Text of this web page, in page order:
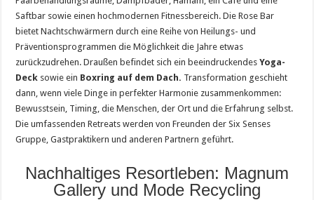
Saftbar sowie einen hochmodernen Fitnessbereich. Die Rose Bar
bietet Nachtschwärmern durch eine Reihe von Heilungs- und
Präventionsprogrammen die Möglichkeit die Jahre etwas
zurückzudrehen. Draußen befindet sich ein beeindruckendesYoga-
Deck sowie ein Boxring auf dem Dach. Transformation geschieht
dann, wenn viele Dinge in perfekter Harmonie zusammenkommen:
Bewusstsein, Timing, die Menschen, der Ort und die Erfahrung selbst.
Die umfassenden Retreats werden von Freunden der Six Senses
Gruppe, Gastpraktikern und anderen Partnern geführt.
Nachhaltiges Resortleben: Magnum
Gallery und Mode Recycling